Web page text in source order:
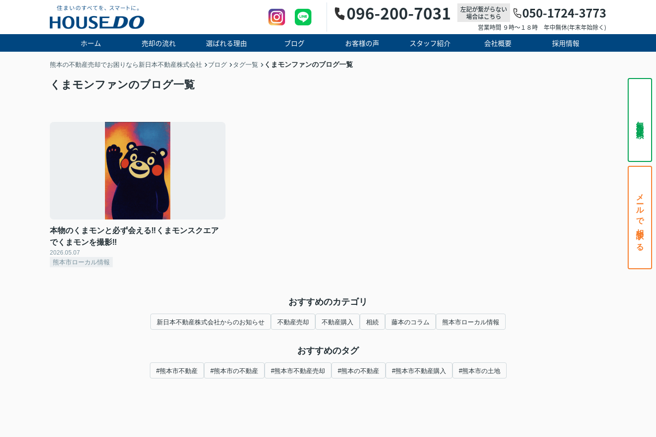
096-200-7031
左記が繋がらない
場合はこちら
050-1724-3773
営業時間 ９時～１８時 年中無休(年末年始除く)
ホーム 売却の流れ 選ばれる理由 ブログ お客様の声 スタッフ紹介 会社概要 採用情報
無料査定依頼
メールで相談する
熊本の不動産売却でお困りなら新日本不動産株式会社 ブログ タグ一覧 くまモンファンのブログ一覧
くまモンファンのブログ一覧
本物のくまモンと必ず会える‼くまモンスクエア
でくまモンを撮影‼
2026.05.07
熊本市ローカル情報
おすすめのカテゴリ
新日本不動産株式会社からのお知らせ 不動産売却 不動産購入 相続 藤本のコラム 熊本市ローカル情報
おすすめのタグ
#熊本市不動産 #熊本市の不動産 #熊本市不動産売却 #熊本の不動産 #熊本市不動産購入 #熊本市の土地